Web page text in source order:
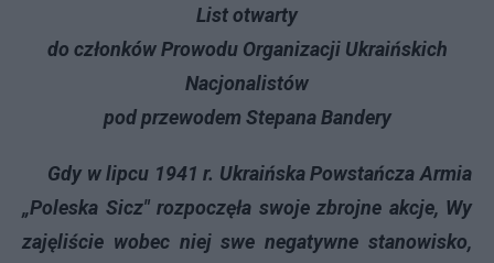
List otwarty
do członków Prowodu Organizacji Ukraińskich
Nacjonalistów
pod przewodem Stepana Bandery
Gdy w lipcu 1941 r. Ukraińska Powstańcza Armia
„Poleska Sicz" rozpoczęła swoje zbrojne akcje, Wy
zajęliście wobec niej swe negatywne stanowisko,